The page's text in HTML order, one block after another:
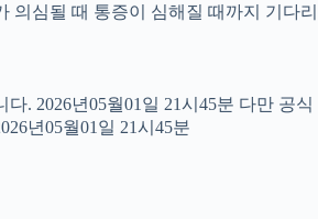
의심될 때 통증이 심해질 때까지 기다
다. 2026년05월01일 21시45분 다만 공
년05월01일 21시45분